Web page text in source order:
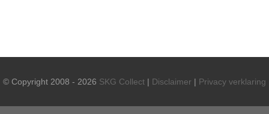
© Copyright 2008 - 2026 SKG Collect | Disclaimer | Privacy verklaring